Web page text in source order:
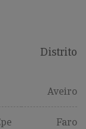
Distrito
Aveiro
Faro